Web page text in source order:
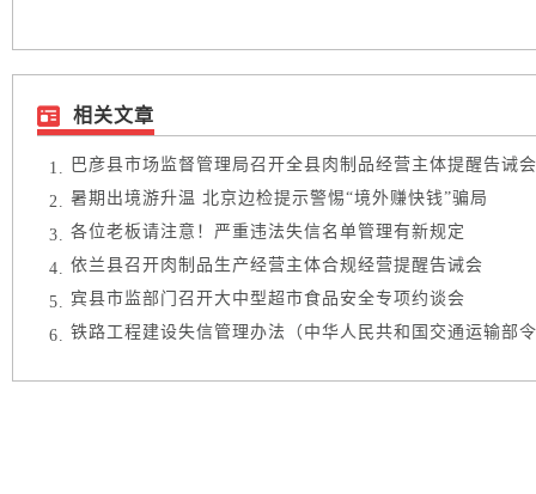
相关文章
巴彦县市场监督管理局召开全县肉制品经营主体提醒告诫会
暑期出境游升温 北京边检提示警惕“境外赚快钱”骗局
各位老板请注意！严重违法失信名单管理有新规定
依兰县召开肉制品生产经营主体合规经营提醒告诫会
宾县市监部门召开大中型超市食品安全专项约谈会
铁路工程建设失信管理办法（中华人民共和国交通运输部